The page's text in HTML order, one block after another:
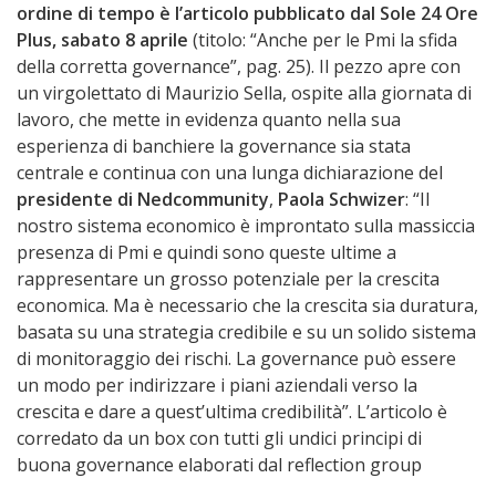
ordine di tempo è l’articolo pubblicato dal Sole 24 Ore
Plus, sabato 8 aprile (titolo: “Anche per le Pmi la sfida
della corretta governance”, pag. 25). Il pezzo apre con
un virgolettato di Maurizio Sella, ospite alla giornata di
lavoro, che mette in evidenza quanto nella sua
esperienza di banchiere la governance sia stata
centrale e continua con una lunga dichiarazione del
presidente di Nedcommunity, Paola Schwizer: “Il
nostro sistema economico è improntato sulla massiccia
presenza di Pmi e quindi sono queste ultime a
rappresentare un grosso potenziale per la crescita
economica. Ma è necessario che la crescita sia duratura,
basata su una strategia credibile e su un solido sistema
di monitoraggio dei rischi. La governance può essere
un modo per indirizzare i piani aziendali verso la
crescita e dare a quest’ultima credibilità”. L’articolo è
corredato da un box con tutti gli undici principi di
buona governance elaborati dal reflection group